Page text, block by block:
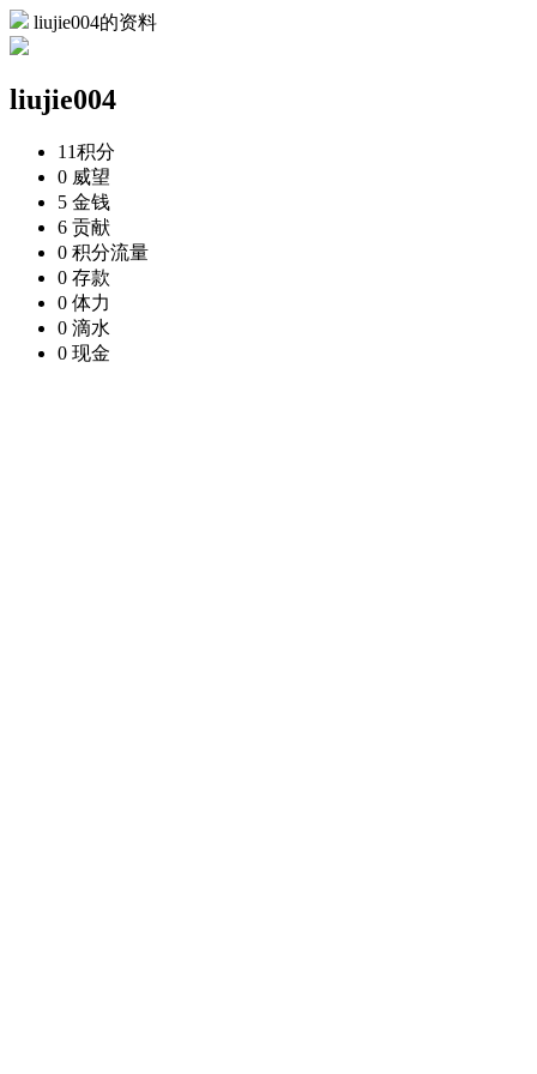
liujie004的资料
liujie004
11积分
0 威望
5 金钱
6 贡献
0 积分流量
0 存款
0 体力
0 滴水
0 现金